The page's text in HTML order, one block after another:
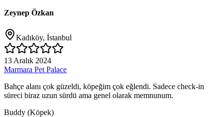
Zeynep Özkan
Kadıköy, İstanbul
13 Aralık 2024
Marmara Pet Palace
Bahçe alanı çok güzeldi, köpeğim çok eğlendi. Sadece check-in
süreci biraz uzun sürdü ama genel olarak memnunum.
Buddy (Köpek)